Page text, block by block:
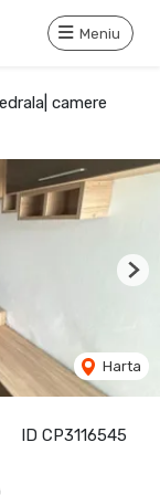
Meniu
camere
ID CP3116545
Harta